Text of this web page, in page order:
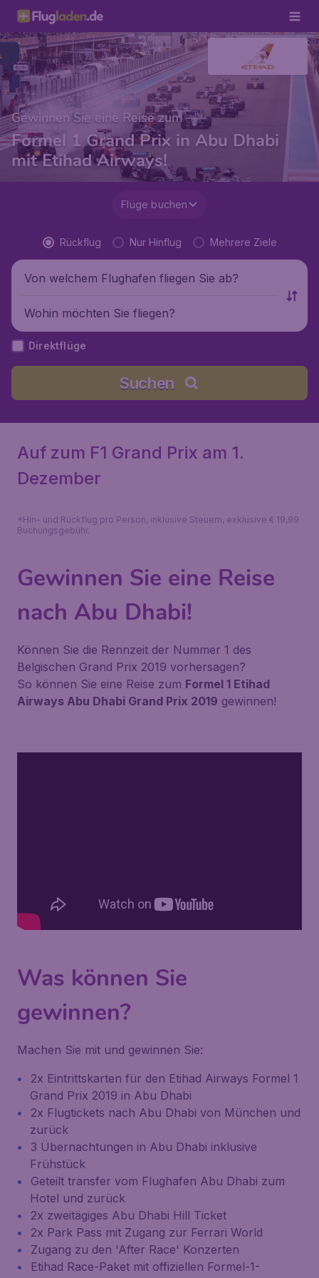
Gewinnen Sie eine Reise zum
Formel 1 Grand Prix in Abu Dhabi
mit Etihad Airways!
Flüge buchen
Rückflug Nur Hinflug Mehrere Ziele
Von welchem Flughafen fliegen Sie ab?
Wohin möchten Sie fliegen?
Direktflüge
Suchen
Auf zum F1 Grand Prix am 1.
Dezember
*Hin- und Rückflug pro Person, inklusive Steuern, exklusive € 19,99
Buchungsgebühr.
Gewinnen Sie eine Reise
nach Abu Dhabi!
Können Sie die Rennzeit der Nummer 1 des
Belgischen Grand Prix 2019 vorhersagen?
So können Sie eine Reise zum Formel 1 Etihad
Airways Abu Dhabi Grand Prix 2019 gewinnen!
Was können Sie
gewinnen?
Machen Sie mit und gewinnen Sie:
2x Eintrittskarten für den Etihad Airways Formel 1
Grand Prix 2019 in Abu Dhabi
2x Flugtickets nach Abu Dhabi von München und
zurück
3 Übernachtungen in Abu Dhabi inklusive
Frühstück
Geteilt transfer vom Flughafen Abu Dhabi zum
Hotel und zurück
2x zweitägiges Abu Dhabi Hill Ticket
2x Park Pass mit Zugang zur Ferrari World
Zugang zu den 'After Race' Konzerten
Etihad Race-Paket mit offiziellen Formel-1-